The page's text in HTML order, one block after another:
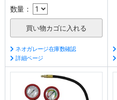
数量：
ネオガレージ在庫数確認
詳細ページ